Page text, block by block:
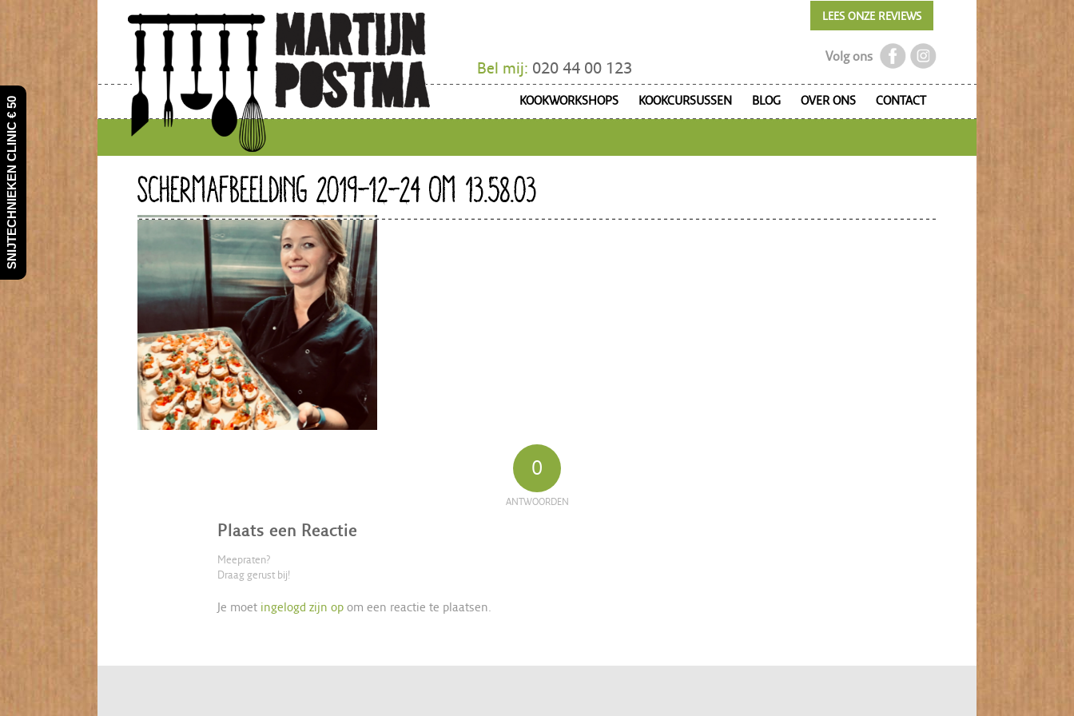
Bel mij: 020 44 00 123
Volg ons
LEES ONZE REVIEWS
KOOKWORKSHOPS KOOKCURSUSSEN BLOG OVER ONS CONTACT
SCHERMAFBEELDING 2019-12-24 OM 13.58.03
0
ANTWOORDEN
Plaats een Reactie
Meepraten?
Draag gerust bij!
Je moet ingelogd zijn op om een reactie te plaatsen.
SNIJTECHNIEKEN CLINIC € 50